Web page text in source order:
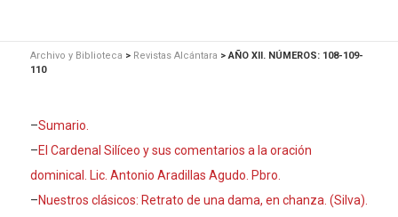
Archivo y Biblioteca > Revistas Alcántara >AÑO XII. NÚMEROS: 108-109-
110
–Sumario.
–El Cardenal Silíceo y sus comentarios a la oración
dominical. Lic. Antonio Aradillas Agudo. Pbro.
–Nuestros clásicos: Retrato de una dama, en chanza. (Silva).